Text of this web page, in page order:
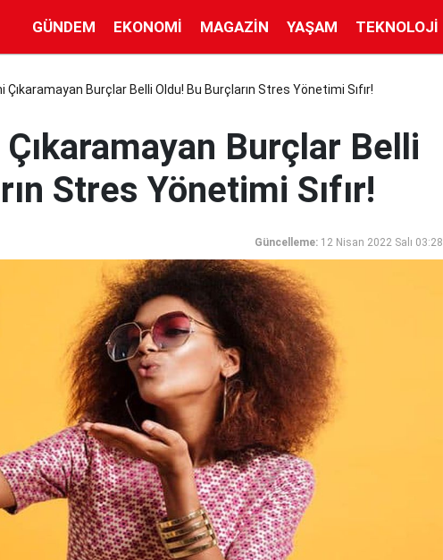
GÜNDEM EKONOMI MAGAZIN YAŞAM TEKNOLOJI
Çıkaramayan Burçlar Belli Oldu! Bu Burçların Stres Yönetimi Sıfır!
Burçlar Belli
Stres Yönetimi Sıfır!
Güncelleme: 12 Nisan 2022 Salı 03:28